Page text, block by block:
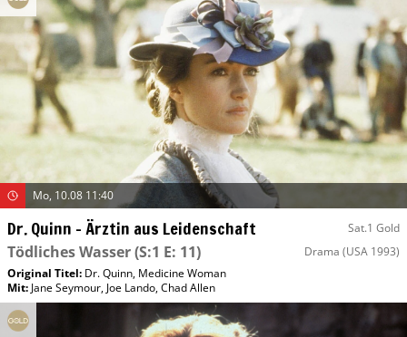
Mo, 10.08 11:40
Dr. Quinn – Ärztin aus Leidenschaft Sat.1 Gold
Tödliches Wasser(S:1 E: 11) Drama (USA 1993)
Original Titel: Dr. Quinn, Medicine Woman
Mit: Jane Seymour, Joe Lando,Chad Allen